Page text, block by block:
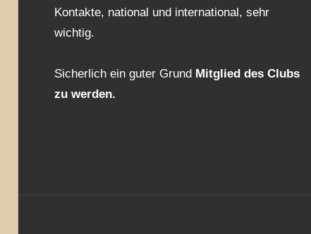
Kontakte, national und international, sehr
wichtig.
Sicherlich ein guter Grund Mitglied des Clubs
zu werden.